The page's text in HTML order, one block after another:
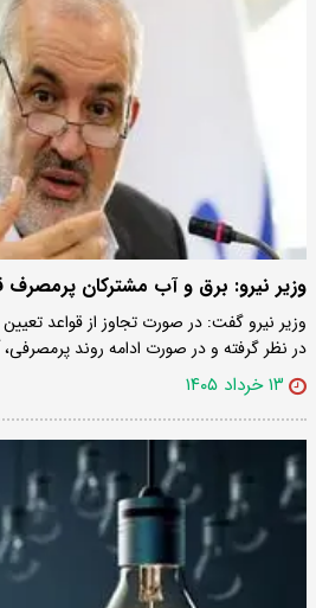
وزیر نیرو: برق و آب مشترکان
وزیر نیرو گفت: در صورت تجاوز از قواعد
در نظر گرفته و در صورت ادامه روند
۱۳ خرداد ۱۴۰۵